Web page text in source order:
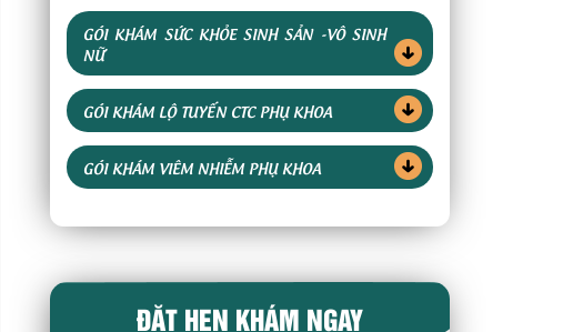
GÓI KHÁM SỨC KHỎE SINH SẢN -VÔ SINH
NỮ
GÓI KHÁM LỘ TUYẾN CTC PHỤ KHOA
GÓI KHÁM VIÊM NHIỄM PHỤ KHOA
ĐẶT HẸN KHÁM NGAY